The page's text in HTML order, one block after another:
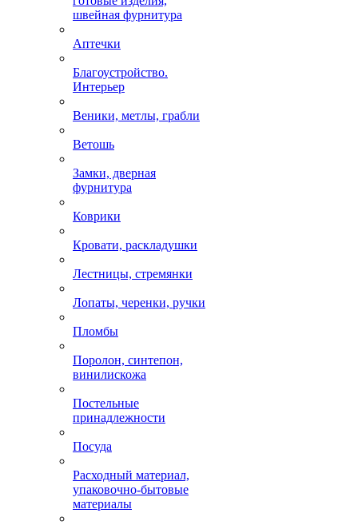
швейная фурнитура
Аптечки
Благоустройство.
Интерьер
Веники, метлы, грабли
Ветошь
Замки, дверная
фурнитура
Коврики
Кровати, раскладушки
Лестницы, стремянки
Лопаты, черенки, ручки
Пломбы
Поролон, синтепон,
винилискожа
Постельные
принадлежности
Посуда
Расходный материал,
упаковочно-бытовые
материалы